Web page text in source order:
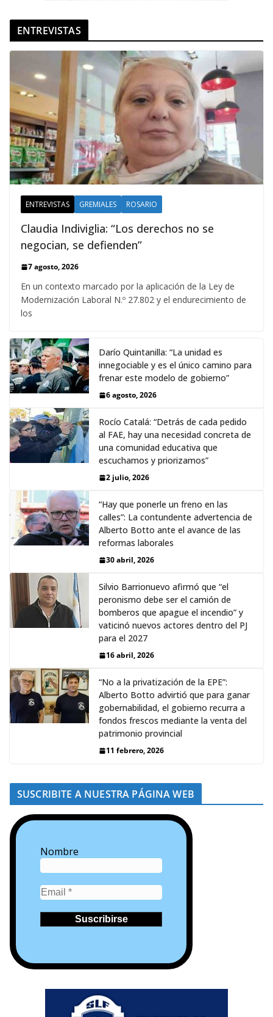
ENTREVISTAS
ENTREVISTAS GREMIALES ROSARIO
Claudia Indiviglia: “Los derechos no se
negocian, se defienden”
7 agosto, 2026
En un contexto marcado por la aplicación de la Ley de
Modernización Laboral N.º 27.802 y el endurecimiento de
los
Darío Quintanilla: “La unidad es
innegociable y es el único camino para
frenar este modelo de gobierno”
6 agosto, 2026
Rocío Catalá: “Detrás de cada pedido
al FAE, hay una necesidad concreta de
una comunidad educativa que
escuchamos y priorizamos”
2 julio, 2026
“Hay que ponerle un freno en las
calles”: La contundente advertencia de
Alberto Botto ante el avance de las
reformas laborales
30 abril, 2026
Silvio Barrionuevo afirmó que “el
peronismo debe ser el camión de
bomberos que apague el incendio” y
vaticinó nuevos actores dentro del PJ
para el 2027
16 abril, 2026
“No a la privatización de la EPE”:
Alberto Botto advirtió que para ganar
gobernabilidad, el gobierno recurra a
fondos frescos mediante la venta del
patrimonio provincial
11 febrero, 2026
SUSCRIBITE A NUESTRA PÁGINA WEB
Nombre